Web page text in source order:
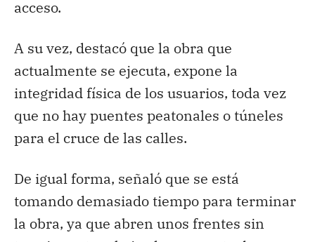
acceso.
A su vez, destacó que la obra que
actualmente se ejecuta, expone la
integridad física de los usuarios, toda vez
que no hay puentes peatonales o túneles
para el cruce de las calles.
De igual forma, señaló que se está
tomando demasiado tiempo para terminar
la obra, ya que abren unos frentes sin